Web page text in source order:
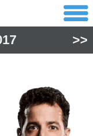
>>